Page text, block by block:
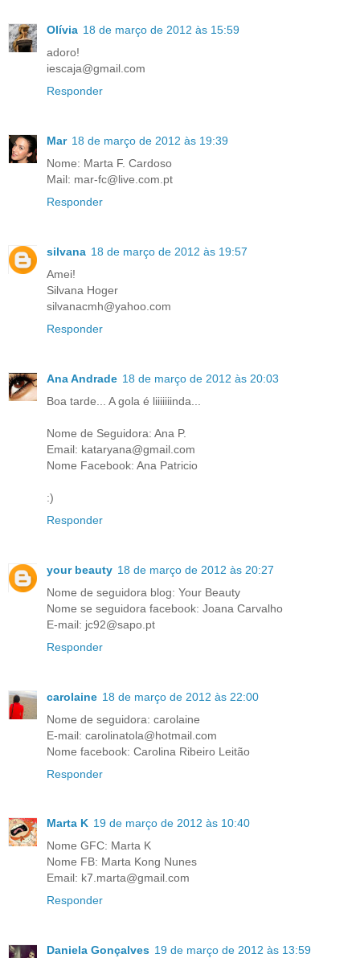
Olívia 18 de março de 2012 às 15:59
adoro!
iescaja@gmail.com
Responder
Mar 18 de março de 2012 às 19:39
Nome: Marta F. Cardoso
Mail: mar-fc@live.com.pt
Responder
silvana 18 de março de 2012 às 19:57
Amei!
Silvana Hoger
silvanacmh@yahoo.com
Responder
Ana Andrade 18 de março de 2012 às 20:03
Boa tarde... A gola é liiiiiiinda...
Nome de Seguidora: Ana P.
Email: kataryana@gmail.com
Nome Facebook: Ana Patricio
:)
Responder
your beauty 18 de março de 2012 às 20:27
Nome de seguidora blog: Your Beauty
Nome se seguidora facebook: Joana Carvalho
E-mail: jc92@sapo.pt
Responder
carolaine 18 de março de 2012 às 22:00
Nome de seguidora: carolaine
E-mail: carolinatola@hotmail.com
Nome facebook: Carolina Ribeiro Leitão
Responder
Marta K 19 de março de 2012 às 10:40
Nome GFC: Marta K
Nome FB: Marta Kong Nunes
Email: k7.marta@gmail.com
Responder
Daniela Gonçalves 19 de março de 2012 às 13:59